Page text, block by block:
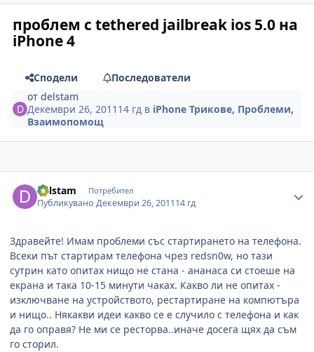
проблем с tethered jailbreak ios 5.0 на
iPhone 4
Сподели
Последователи
отdelstam
Декември 26, 2011 14 гд в iPhone Трикове, Проблеми,
Взаимопомощ
delstam Потребител
ПубликуваноДекември 26, 201114 гд
Здравейте! Имам проблеми със стартирането на телефона.
Всеки път стартирам телефона чрез redsn0w, но тази
сутрин като опитах нищо не стана - ананаса си стоеше на
екрана и така 10-15 минути чаках. Какво ли не опитах -
изключване на устройството, рестартиране на компютъра
и нищо.. Някакви идеи какво се е случило с телефона и как
да го оправя? Не ми се ресторва..иначе досега щях да съм
го сторил.